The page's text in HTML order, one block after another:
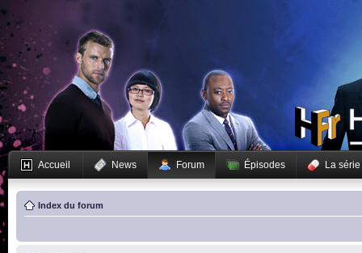
Accueil News Forum Épisodes La série
Index du forum